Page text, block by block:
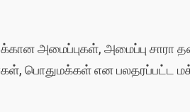
அமைப்புகள், அமைப்பு
பொதுமக்கள் என பலதரப்பட்ட